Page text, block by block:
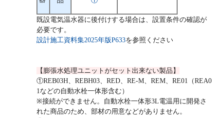
既設電気温水器に後付けする場合は、設置条件の確認が
必要です。
設計施工資料集2025年版P633を参照ください
【膨張水処理ユニットがセット出来ない製品】
①REB03H、REBH03、RED、RE-M、REM、RE01（REA0
1などの自動水栓一体形含む）
※接続ができません。自動水栓一体形3L電温用に開発さ
れた商品のため、部材の用意などがありません。